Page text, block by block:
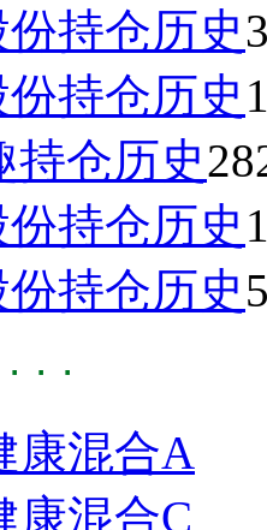
持仓历史
持仓历史
持仓历史
份持仓历史
持仓历史
· ·
康混合A
康混合C